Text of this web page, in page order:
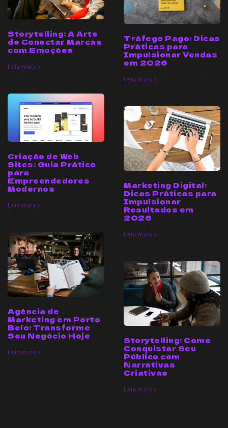
Storytelling: A Arte
de Conectar Marcas
com Emoções
Leia mais »
Tráfego Pago: Dicas
Práticas para
Impulsionar Vendas
em 2026
Leia mais »
Criação de Web
Sites: Guia Prático
para
Empreendedores
Modernos
Leia mais »
Marketing Digital:
Dicas Práticas para
Impulsionar
Resultados em
2026
Leia mais »
Agência de
Marketing em Porto
Belo: Transforme
Seu Negócio Hoje
Leia mais »
Storytelling: Como
Conquistar Seu
Público com
Narrativas
Criativas
Leia mais »